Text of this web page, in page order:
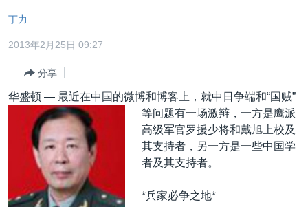
转
内
转
到
台湾
港澳
国际
最新国际新闻
印太
中东
欧洲
非洲
分类新闻
经济·金融·贸易
人权·法律·宗教
科教·文娱·体健
军事
美中关系
热点专题
白宫要闻
国会报道
VOA视频
VOA今日焦点
丁力
2013年2月25日 09:27
分享
华盛顿 — ​最近在中国的微博和博客上，就中日争端和“国贼”
等问题有一场激辩，一方是鹰派
高级军官罗援少将和戴旭上校及
其支持者，另一方是一些中国学
者及其支持者。
*兵家必争之地*